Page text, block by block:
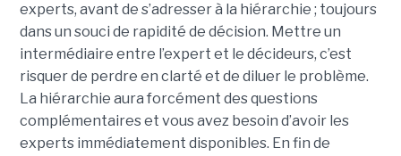
experts, avant de s’adresser à la hiérarchie ; toujours
dans un souci de rapidité de décision. Mettre un
intermédiaire entre l’expert et le décideurs, c’est
risquer de perdre en clarté et de diluer le problème.
La hiérarchie aura forcément des questions
complémentaires et vous avez besoin d’avoir les
experts immédiatement disponibles. En fin de